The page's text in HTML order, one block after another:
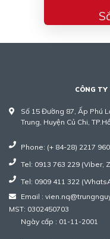
CÔNG
Số 15 Đường 87, Ấp Phú
Trung, Huyện Củ Chi,
Phone: (+ 84-28) 2217
Tel: 0913 763 229 (Viber,
Tel: 0909 411 322
Email :
MST: 0302450703
Ngày cấp : 01-11-2001